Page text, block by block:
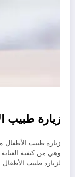
زيارة طبيب
زيارة طبيب
وهي من كيفية
لزيارة طبيب الأطفال